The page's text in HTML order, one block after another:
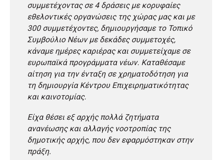
συμμετέχοντας σε 4 δράσεις με κορυφαίες
εθελοντικές οργανώσεις της χώρας μας και με
300 συμμετέχοντες, δημιουργήσαμε το Τοπικό
Συμβούλιο Νέων με δεκάδες συμμετοχές,
κάναμε ημέρες καριέρας και συμμετείχαμε σε
ευρωπαϊκά προγράμματα νέων. Καταθέσαμε
αίτηση για την ένταξη σε χρηματοδότηση για
τη δημιουργία Κέντρου Επιχειρηματικότητας
και καινοτομίας.
Είχα θέσει εξ αρχής πολλά ζητήματα
ανανέωσης και αλλαγής νοοτροπίας της
δημοτικής αρχής, που δεν εφαρμόστηκαν στην
πράξη.